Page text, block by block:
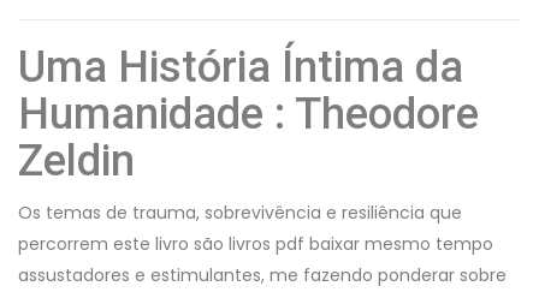
Uma História Íntima da
Humanidade : Theodore
Zeldin
Os temas de trauma, sobrevivência e resiliência que
percorrem este livro são livros pdf baixar mesmo tempo
assustadores e estimulantes, me fazendo ponderar sobre